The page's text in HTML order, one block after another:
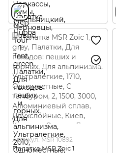
Артикул: MSR 10892
Палатка MSR Zoic 1